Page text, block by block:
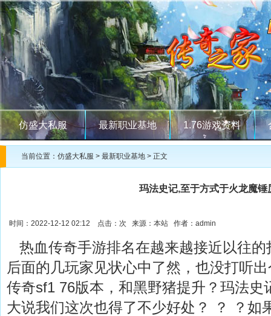
仿盛大私服 最新职业基地 1.76游戏资料
当前位置： 仿盛大私服 > 最新职业基地 > 正文
玛法史记,至于方式于火龙魔锤
时间：2022-12-12 02:12 点击： 次 来源：本站 作者：admin
热血传奇手游排名在越来越接近以往的
后面的几玩家见状心中了然，也没打听
传奇sf1 76版本，和黑野猪提升？玛法史
大说我们这次也得了不少好处？ ？ ？如